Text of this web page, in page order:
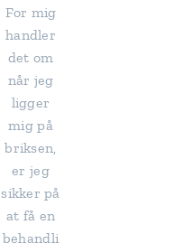
For mig
handler
det om
når jeg
ligger
mig på
briksen,
er jeg
sikker på
at få en
behandli